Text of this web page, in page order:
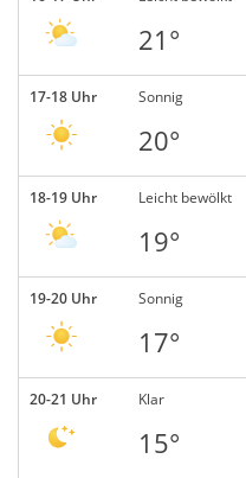
21°
17-18 Uhr Sonnig
20°
18-19 Uhr Leicht bewölkt
19°
19-20 Uhr Sonnig
17°
20-21 Uhr Klar
15°